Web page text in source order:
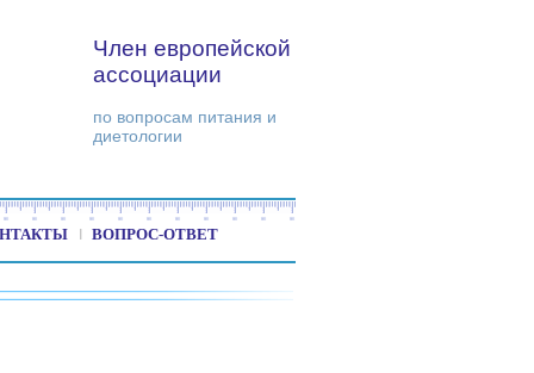
Член европейской
ассоциации
по вопросам питания и
диетологии
ВОПРОС-ОТВЕТ